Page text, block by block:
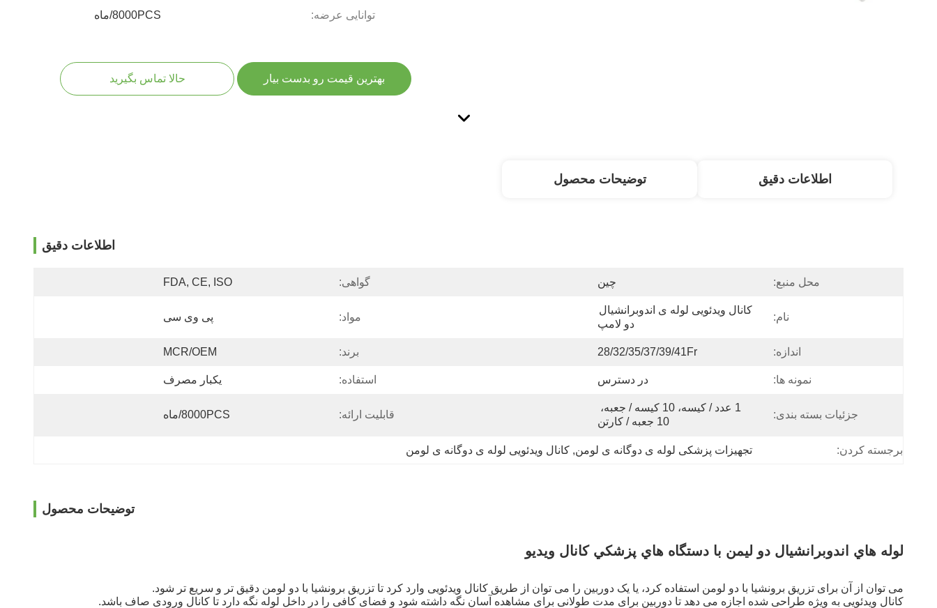
توانایی عرضه: 8000PCS/ماه
بهترین قیمت رو بدست بیار حالا تماس بگیرید
اطلاعات دقیق توضیحات محصول
اطلاعات دقیق
محل منبع: چین گواهی: FDA, CE, ISO
نام:
دو لامپ
مواد: پی وی سی
اندازه: 28/32/35/37/39/41Fr برند: MCR/OEM
نمونه ها: در دسترس استفاده: یکبار مصرف
جزئیات بسته بندی:
10 جعبه / کارتن
قابلیت ارائه: 8000PCS/ماه
برجسته کردن: تجهیزات پزشکی لوله ی دوگانه ی لومن, کانال ویدئویی لوله ی دوگانه ی لومن
توضیحات محصول
لوله هاي اندوبرانشيال دو ليمن با دستگاه هاي پزشکي کانال ويديو
می توان از آن برای تزریق برونشیا با دو لومن استفاده کرد، یا یک دوربین را می توان از طریق کانال ویدئویی وارد کرد تا تزریق برونشیا با دو لومن دقیق تر و سریع تر شود.
کانال ویدئویی به ویژه طراحی شده اجازه می دهد تا دوربین برای مدت طولانی برای مشاهده آسان نگه داشته شود و فضای کافی را در داخل لوله نگه دارد تا کانال ورودی صاف باشد.